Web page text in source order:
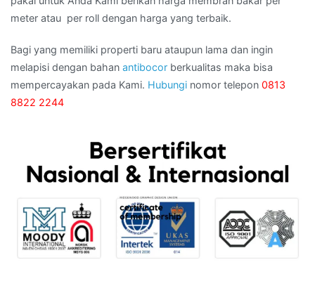
meter atau per roll dengan harga yang terbaik.
Bagi yang memiliki properti baru ataupun lama dan ingin
melapisi dengan bahan antibocor berkualitas maka bisa
mempercayakan pada Kami. Hubungi nomor telepon 0813
8822 2244